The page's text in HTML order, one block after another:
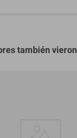
también vieron